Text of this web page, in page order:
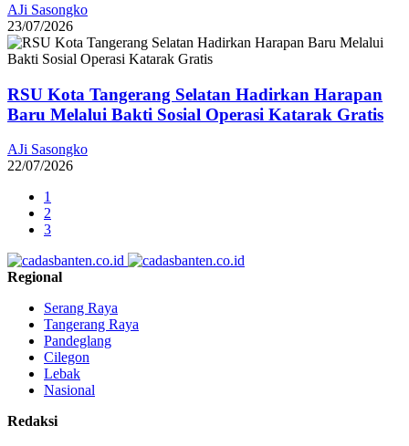
AJi Sasongko
23/07/2026
RSU Kota Tangerang Selatan Hadirkan Harapan
Baru Melalui Bakti Sosial Operasi Katarak Gratis
AJi Sasongko
22/07/2026
1
2
3
Regional
Serang Raya
Tangerang Raya
Pandeglang
Cilegon
Lebak
Nasional
Redaksi